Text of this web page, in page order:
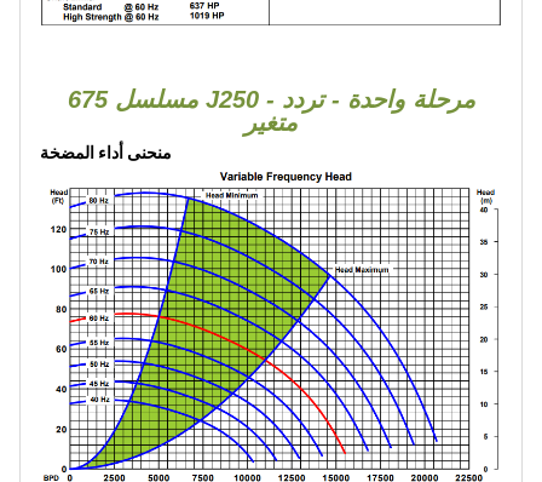
675 مسلسل J250 - مرحلة واحدة - تردد
متغير
منحنى أداء المضخة